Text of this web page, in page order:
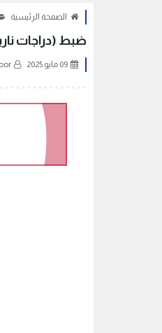
الصفحة الرئيسية
ضبط (دراجات
09 مايو 2025